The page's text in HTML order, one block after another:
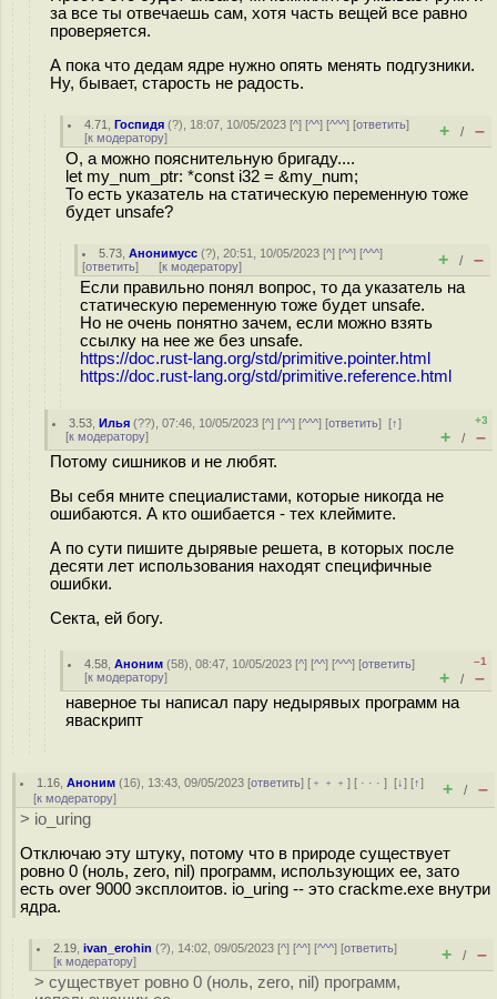
за все ты отвечаешь сам, хотя часть вещей все равно
проверяется.
А пока что дедам ядре нужно опять менять подгузники.
Ну, бывает, старость не радость.
4.71 ,Госпидя (?), 18:07, 10/05/2023 [^] [^^] [^^^] [ответить]
[к модератору] + / –
О, а можно пояснительную бригаду....
let my_num_ptr: *const i32 = &my_num;
То есть указатель на статическую переменную тоже
будет unsafe?
5.73 ,Анонимусс (?), 20:51, 10/05/2023 [^] [^^] [^^^]
[ответить] [к модератору] + / –
Если правильно понял вопрос, то да указатель на
статическую переменную тоже будет unsafe.
Но не очень понятно зачем, если можно взять
ссылку на нее же без unsafe.
https://doc.rust-lang.org/std/primitive.pointer.html
https://doc.rust-lang.org/std/primitive.reference.html
3.53 ,Илья (??), 07:46, 10/05/2023 [^] [^^] [^^^] [ответить][↑]
[к модератору]
+3
+ / –
Потому сишников и не любят.
Вы себя мните специалистами, которые никогда не
ошибаются. А кто ошибается - тех клеймите.
А по сути пишите дырявые решета, в которых после
десяти лет использования находят специфичные
ошибки.
Секта, ей богу.
4.58 ,Аноним (58), 08:47, 10/05/2023 [^] [^^] [^^^] [ответить]
[к модератору]
–1
+ / –
наверное ты написал пару недырявых программ на
яваскрипт
1.16 ,Аноним (16), 13:43, 09/05/2023 [ответить] [ ﹢﹢﹢] [ · · ·][↓] [↑]
[к модератору] + / –
> io_uring
Отключаю эту штуку, потому что в природе существует
ровно 0 (ноль, zero, nil) программ, использующих ее, зато
есть over 9000 эксплоитов. io_uring -- это crackme.exe внутри
ядра.
2.19 ,ivan_erohin (?), 14:02, 09/05/2023 [^] [^^] [^^^] [ответить]
[к модератору] + / –
> существует ровно 0 (ноль, zero, nil) программ,